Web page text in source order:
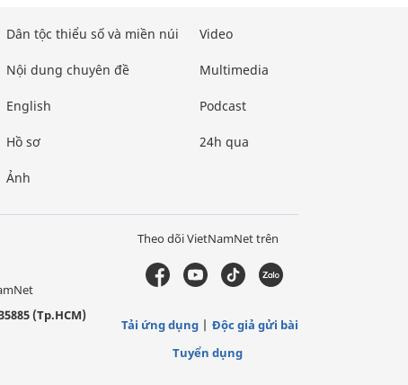
Dân tộc thiểu số và miền núi
Nội dung chuyên đề
English
Hồ sơ
Ảnh
Video
Multimedia
Podcast
24h qua
(Tp.HCM)
Theo dõi VietNamNet trên
Tải ứng dụng
Độc giả gửi bài
Tuyển dụng